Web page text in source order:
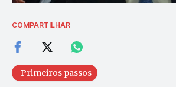
COMPARTILHAR
Primeiros passos